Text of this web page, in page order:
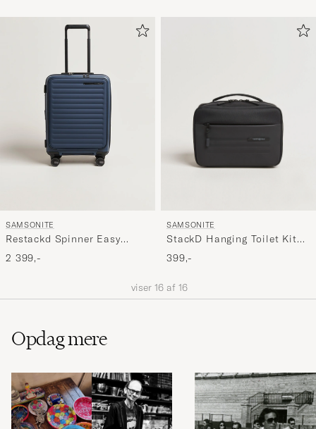
SAMSONITE
Restackd Spinner Easy
Access Carry-On Midnight
2 399,-
SAMSONITE
StackD Hanging Toilet Kit
Black
399,-
viser 16 af 16
Opdag mere